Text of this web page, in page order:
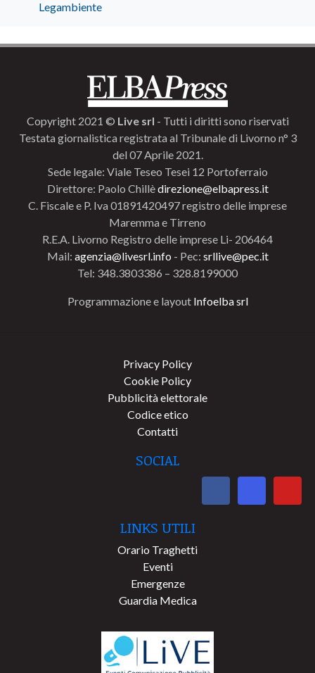
Legambiente
Copyright 2021 © Live srl - Tutti i diritti sono riservati
Testata giornalistica registrata al Tribunale di Livorno n° 3
del 07 Aprile 2021.
Sede legale: Viale Teseo Tesei 12 Portoferraio
Direttore: Paolo Chillèdirezione@elbapress.it
C. Fiscale e P. Iva 01891420497 registro delle imprese
Maremma e Tirreno
R.E.A. Livorno Registro delle imprese Li- 206464
Mail: agenzia@livesrl.info - Pec: srllive@pec.it
Tel: 348.3803386 – 328.8199000
Programmazione e layout Infoelba srl
Privacy Policy
Cookie Policy
Pubblicità elettorale
Codice etico
Contatti
SOCIAL
LINKS UTILI
Orario Traghetti
Eventi
Emergenze
Guardia Medica